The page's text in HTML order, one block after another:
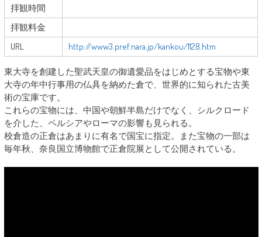
拝観時間
拝観料金
URL
http://www3.pref.nara.jp/kankou/1128.htm
東大寺を創建した聖武天皇の御遺愛品をはじめとする宝物や東
大寺の年中行事用の仏具を納めた倉で、世界的に知られた古美
術の宝庫です。
これらの宝物には、中国や朝鮮半島だけでなく、シルクロード
を介した、ペルシアやローマの影響も見られる。
校倉造の正倉はあまりに有名で国宝に指定。また宝物の一部は
毎年秋、奈良国立博物館で正倉院展として公開されている。